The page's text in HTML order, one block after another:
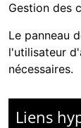
Gestion des
Le panneau
l'utilisateur
nécessaires.
Liens